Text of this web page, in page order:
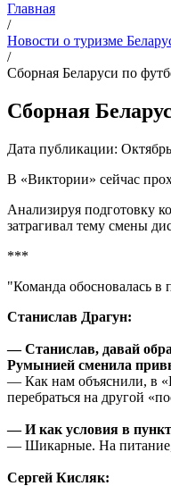
Главная
/
Новости о туризме
/
Сборная Беларуси по
Сборная
Дата публикации:
В «Виктории» сейчас
Анализируя подготовку
затрагивал тему смены
***
"Команда обосновалась в
Станислав Драгун:
— Станислав, давай
Румынией сменила
— Как нам объяснили, в
перебраться на другой
— И как условия в
— Шикарные. На питание,
Сергей Кисляк: